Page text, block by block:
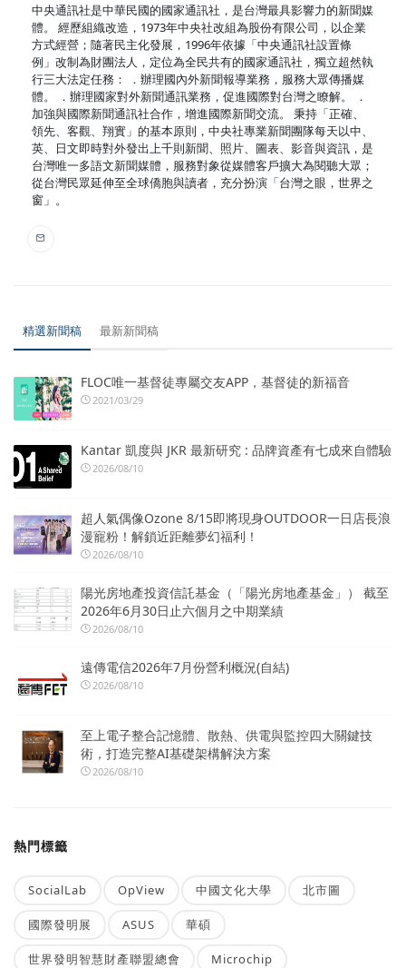
中央通訊社是中華民國的國家通訊社，是台灣最具影響力的新聞媒
體。 經歷組織改造，1973年中央社改組為股份有限公司，以企業
方式經營；隨著民主化發展，1996年依據「中央通訊社設置條
例」改制為財團法人，定位為全民共有的國家通訊社，獨立超然執
行三大法定任務： ．辦理國內外新聞報導業務，服務大眾傳播媒
體。 ．辦理國家對外新聞通訊業務，促進國際對台灣之瞭解。 ．
加強與國際新聞通訊社合作，增進國際新聞交流。 秉持「正確、
領先、客觀、翔實」的基本原則，中央社專業新聞團隊每天以中、
英、日文即時對外發出上千則新聞、照片、圖表、影音與資訊，是
台灣唯一多語文新聞媒體，服務對象從媒體客戶擴大為閱聽大眾；
從台灣民眾延伸至全球僑胞與讀者，充分扮演「台灣之眼，世界之
窗」。
精選新聞稿 最新新聞稿
FLOC唯一基督徒專屬交友APP，基督徒的新福音
2021/03/29
Kantar 凱度與 JKR 最新研究 : 品牌資產有七成來自體驗
2026/08/10
超人氣偶像Ozone 8/15即將現身OUTDOOR一日店長浪
漫寵粉！解鎖近距離夢幻福利！
2026/08/10
陽光房地產投資信託基金（「陽光房地產基金」） 截至
2026年6月30日止六個月之中期業績
2026/08/10
遠傳電信2026年7月份營利概況(自結)
2026/08/10
至上電子整合記憶體、散熱、供電與監控四大關鍵技
術，打造完整AI基礎架構解決方案
2026/08/10
熱門標籤
SocialLab OpView 中國文化大學 北市圖
國際發明展 ASUS 華碩
世界發明智慧財產聯盟總會 Microchip